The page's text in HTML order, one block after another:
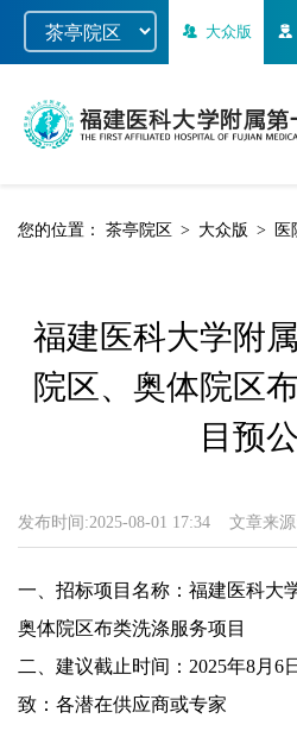
大众版
您的位置： 茶亭院区 > 大众版 > 医
福建医科大学附
院区、奥体院区
目预
发布时间:2025-08-01 17:34 文章来源
一、招标项目名称：福建医科大
奥体院区布类洗涤服务项目
二、建议截止时间：2025年8月6
致：各潜在供应商或专家